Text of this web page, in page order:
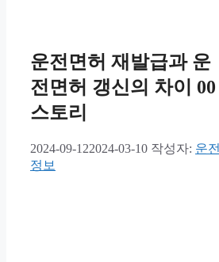
운전면허 재발급과 운
전면허 갱신의 차이 00
스토리
2024-09-122024-03-10 작성자: 운전
정보